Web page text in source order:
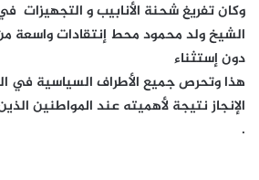
وكان تفريغ شحنة الأنابيب و التجهيزات
الشيخ ولد محمود محط إنتقادات واسعة
دون إستثناء
هذا وتحرص جميع الأطراف السياسية في
الإنجاز نتيجة لأهميته عند المواطنين
.